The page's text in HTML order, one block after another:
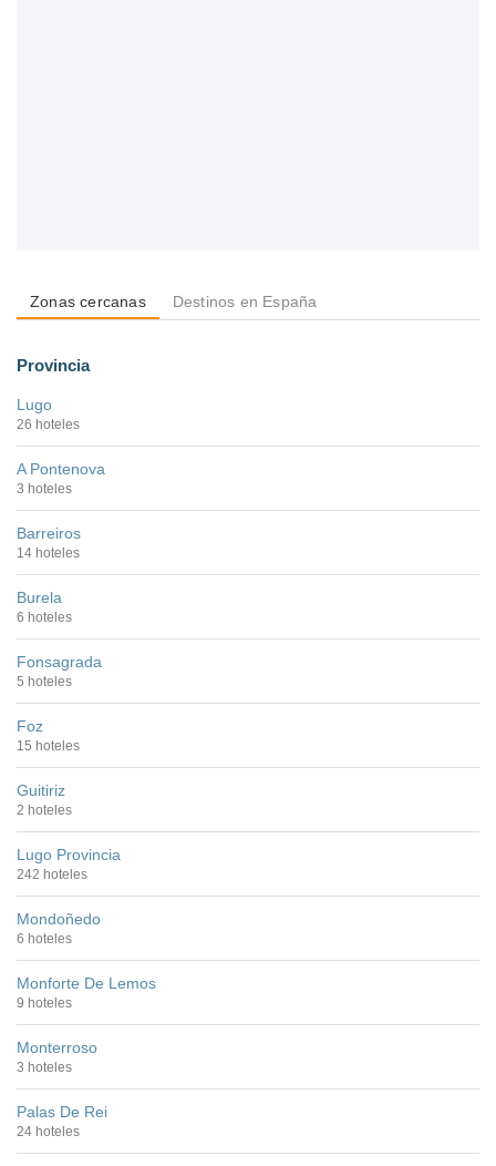
Zonas cercanas Destinos en España
Provincia
Lugo
26 hoteles
A Pontenova
3 hoteles
Barreiros
14 hoteles
Burela
6 hoteles
Fonsagrada
5 hoteles
Foz
15 hoteles
Guitiriz
2 hoteles
Lugo Provincia
242 hoteles
Mondoñedo
6 hoteles
Monforte De Lemos
9 hoteles
Monterroso
3 hoteles
Palas De Rei
24 hoteles